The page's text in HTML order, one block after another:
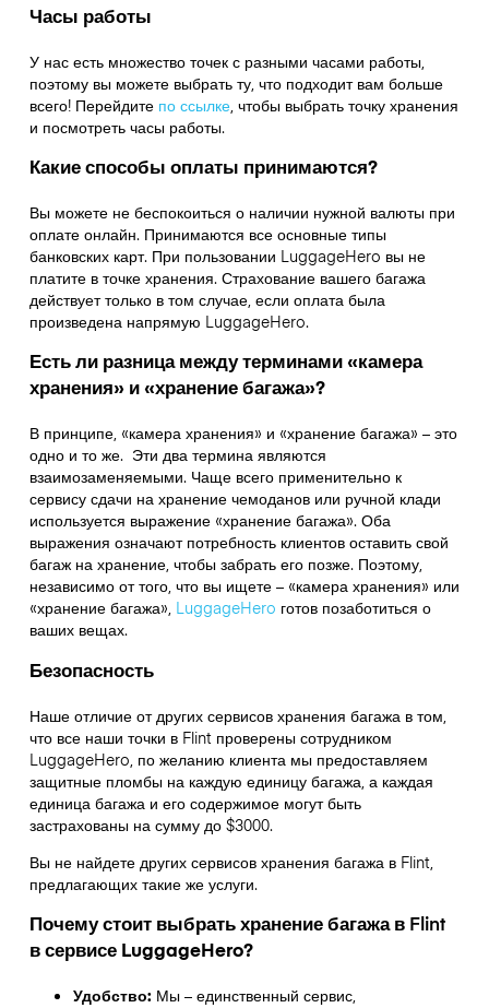
Часы работы
У нас есть множество точек с разными часами работы,
поэтому вы можете выбрать ту, что подходит вам больше
всего! Перейдите по ссылке, чтобы выбрать точку хранения
и посмотреть часы работы.
Какие способы оплаты принимаются?
Вы можете не беспокоиться о наличии нужной валюты при
оплате онлайн. Принимаются все основные типы
банковских карт. При пользовании LuggageHero вы не
платите в точке хранения. Страхование вашего багажа
действует только в том случае, если оплата была
произведена напрямую LuggageHero.
Есть ли разница между терминами «камера
хранения» и «хранение багажа»?
В принципе, «камера хранения» и «хранение багажа» – это
одно и то же. Эти два термина являются
взаимозаменяемыми. Чаще всего применительно к
сервису сдачи на хранение чемоданов или ручной клади
используется выражение «хранение багажа». Оба
выражения означают потребность клиентов оставить свой
багаж на хранение, чтобы забрать его позже. Поэтому,
независимо от того, что вы ищете – «камера хранения» или
«хранение багажа»,LuggageHero готов позаботиться о
ваших вещах.
Безопасность
Наше отличие от других сервисов хранения багажа в том,
чтовсе наши точки в Flintпроверены сотрудником
LuggageHero, по желанию клиента мы предоставляем
защитные пломбы на каждую единицу багажа, а каждая
единица багажа и его содержимое могут быть
застрахованы на сумму до $3000.
Вы не найдете других сервисов хранения багажа в Flint,
предлагающих такие же услуги.
Почему стоит выбрать хранение багажа в Flint
в сервисе LuggageHero?
Удобство: Мы – единственный сервис,